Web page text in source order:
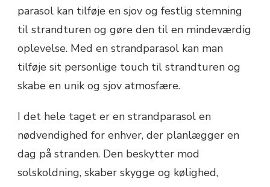
parasol kan tilføje en sjov og festlig stemning
til strandturen og gøre den til en mindeværdig
oplevelse. Med en strandparasol kan man
tilføje sit personlige touch til strandturen og
skabe en unik og sjov atmosfære.
I det hele taget er en strandparasol en
nødvendighed for enhver, der planlægger en
dag på stranden. Den beskytter mod
solskoldning, skaber skygge og kølighed,